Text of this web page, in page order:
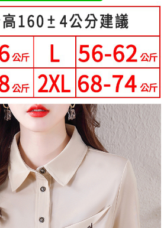
「大哥付你分期」於每月結算日後寄送繳費提
可選擇「超商條碼／台灣大直營門市／銀行轉
」等通路繳費。
份有限公司」（以下簡稱本公司）所提供，讓
購買商品或服務，並由商店將買賣／分期付款
依約使用本公司帳單繳交帳款。
你分期」之契約關係目的，商店將以您的個人
）提供予台灣大哥大進項蒐集、處理及利用，
單所需資料之確認、核對及更正。
以下連結： https://oppay.tw/userRule
流程】
先享後付」後，將跳轉至「AFTEE先享後付」
確認金額後，即可完成結帳。
天內，點擊此簡訊中的連結，可透過四大超商／
式進行付款，方視為交易完成。
不需立刻繳費，但若您需要取消訂單，請聯絡
同意取消之訂單仍視為有效，需透過AFTEE先享
先享後付 」之結帳頁面顯示為準，若有關於
欲退款等相關疑問，請聯繫「AFTEE先享後付
support/home
公司提供之「AFTEE先享後付」服務完成之交
提供個人資料，並將交易相關給付款項請求債
司。
請瀏覽以下網址：
得法定代理人或監護人之同意方可使用
同意申辦者引起之損失，本公司不負相關責
含以上)免運費
含以上)免運費
以上)免運費
以上)免運費
以上)免運費